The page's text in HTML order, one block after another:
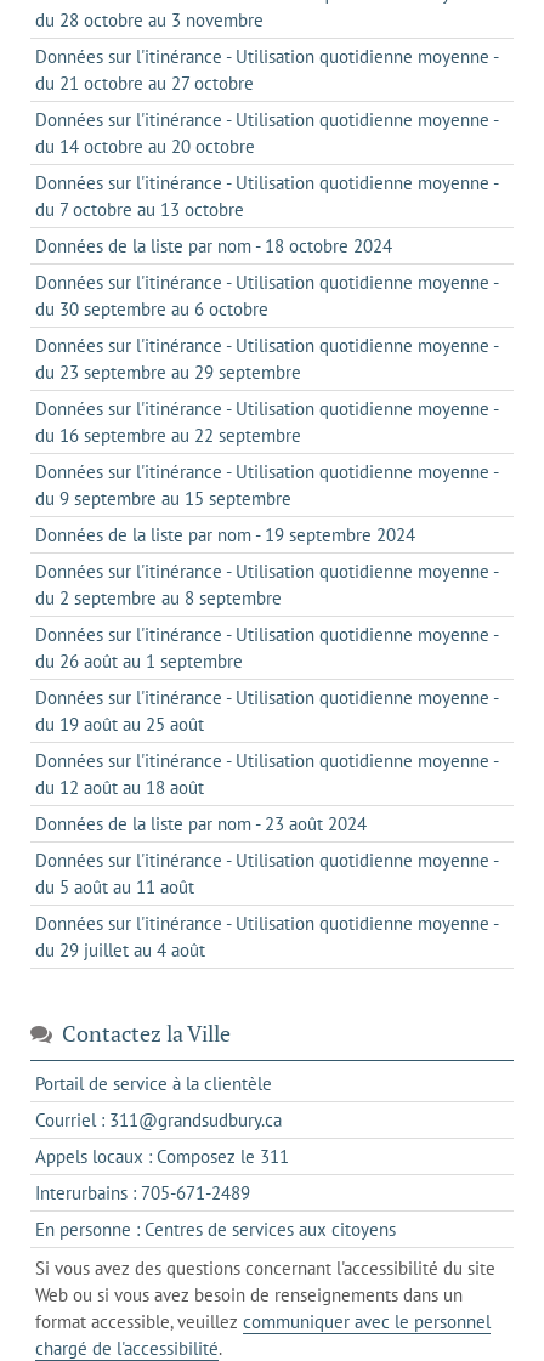
du 28 octobre au 3 novembre
Données sur l'itinérance - Utilisation quotidienne moyenne -
du 21 octobre au 27 octobre
Données sur l'itinérance - Utilisation quotidienne moyenne -
du 14 octobre au 20 octobre
Données sur l'itinérance - Utilisation quotidienne moyenne -
du 7 octobre au 13 octobre
Données de la liste par nom - 18 octobre 2024
Données sur l'itinérance - Utilisation quotidienne moyenne -
du 30 septembre au 6 octobre
Données sur l'itinérance - Utilisation quotidienne moyenne -
du 23 septembre au 29 septembre
Données sur l'itinérance - Utilisation quotidienne moyenne -
du 16 septembre au 22 septembre
Données sur l'itinérance - Utilisation quotidienne moyenne -
du 9 septembre au 15 septembre
Données de la liste par nom - 19 septembre 2024
Données sur l'itinérance - Utilisation quotidienne moyenne -
du 2 septembre au 8 septembre
Données sur l'itinérance - Utilisation quotidienne moyenne -
du 26 août au 1 septembre
Données sur l'itinérance - Utilisation quotidienne moyenne -
du 19 août au 25 août
Données sur l'itinérance - Utilisation quotidienne moyenne -
du 12 août au 18 août
Données de la liste par nom - 23 août 2024
Données sur l'itinérance - Utilisation quotidienne moyenne -
du 5 août au 11 août
Données sur l'itinérance - Utilisation quotidienne moyenne -
du 29 juillet au 4 août
Contactez la Ville
Portail de service à la clientèle
dans
un
nouvel
Courriel : 311@grandsudbury.cas'ouvre
dans
votre
de
messagerie
Appels locaux : Composez le 311
dans
un
client
de
votre
téléphone
Interurbains : 705-671-2489s'ouvre
dans
un
client
de
votre
En personne : Centres de services aux citoyenss'ouvre
dans
l'onglet
actuel
Si vous avez des questions concernant l'accessibilité du site
Web ou si vous avez besoin de renseignements dans un
format accessible, veuillez communiquer avec le personnel
chargé de l'accessibilité.